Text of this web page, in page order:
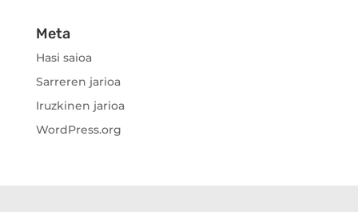
Meta
Hasi saioa
Sarreren jarioa
Iruzkinen jarioa
WordPress.org